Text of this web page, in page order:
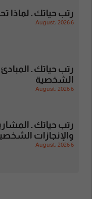
رتب حياتك ـ لماذا
6 August، 2026
رتب حياتك ـ المبادئ
الشخصية
6 August، 2026
رتب حياتك ـ
والإنجازات
6 August، 2026